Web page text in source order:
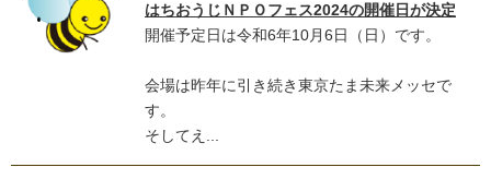
はちおうじＮＰＯフェス2024の開催日が決定
開催予定日は令和6年10月6日（日）です。
会場は昨年に引き続き東京たま未来メッセで
す。
そしてえ...